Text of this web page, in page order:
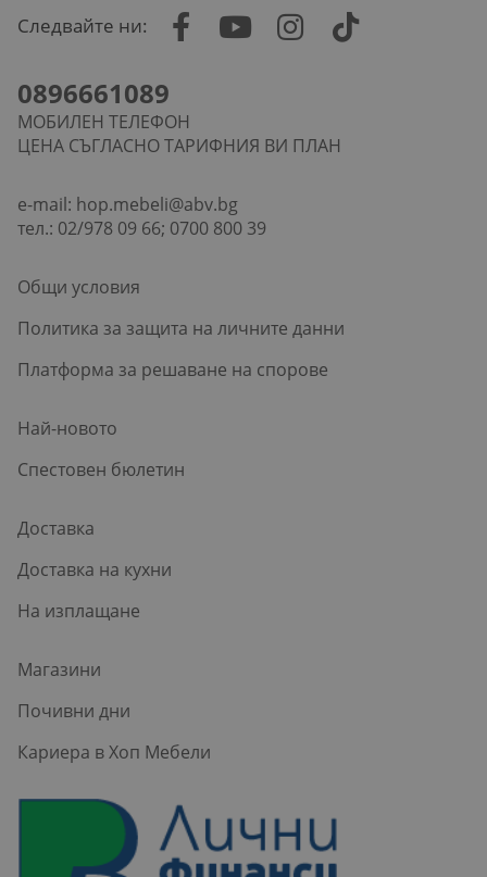
Следвайте ни:
0896661089
МОБИЛЕН ТЕЛЕФОН
ЦЕНА СЪГЛАСНО ТАРИФНИЯ ВИ ПЛАН
e-mail: hop.mebeli@abv.bg
тел.: 02/978 09 66; 0700 800 39
Общи условия
Политика за защита на личните данни
Платформа за решаване на спорове
Най-новото
Спестовен бюлетин
Доставка
Доставка на кухни
На изплащане
Магазини
Почивни дни
Кариера в Хоп Мебели